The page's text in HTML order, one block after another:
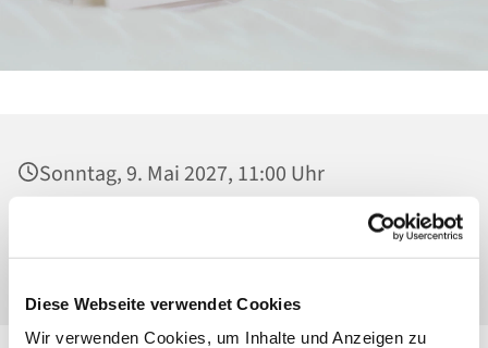
Diese Webseite verwendet Cookies
Wir verwenden Cookies, um Inhalte und Anzeigen zu
Sonntag, 9. Mai 2027, 11:00 Uhr
Heilig Kreuz, Kirche, Malchower Weg 22-24,
13053 Berlin